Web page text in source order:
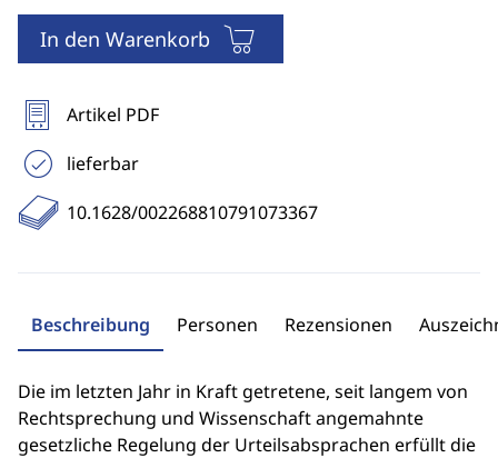
In den Warenkorb
Artikel PDF
lieferbar
10.1628/002268810791073367
Beschreibung Personen Rezensionen
Die im letzten Jahr in Kraft getretene, seit langem von
Rechtsprechung und Wissenschaft angemahnte
gesetzliche Regelung der Urteilsabsprachen erfüllt die